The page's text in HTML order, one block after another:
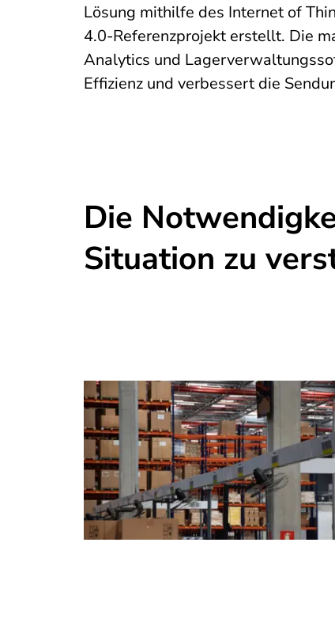
Lösung mithilfe des Internet of
4.0-Referenzprojekt erstellt. Die
Analytics und
Effizienz und verbessert die
Die
Situation zu